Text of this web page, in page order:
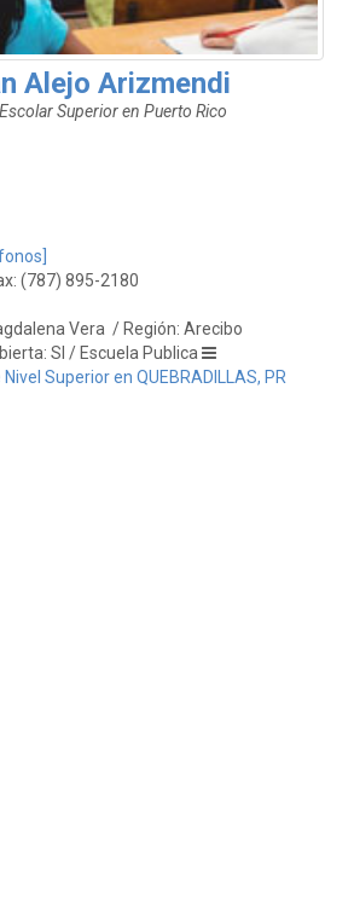
Alejo Arizmendi
Superior en Puerto Rico
(787) 895-2180
Vera / Región: Arecibo
SI / Escuela Publica
Superior en QUEBRADILLAS, PR